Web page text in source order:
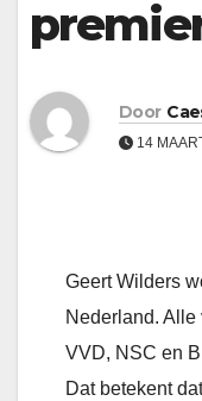
Door
14
Geert Wilders
Nederland.
VVD, NSC en
Dat betekent